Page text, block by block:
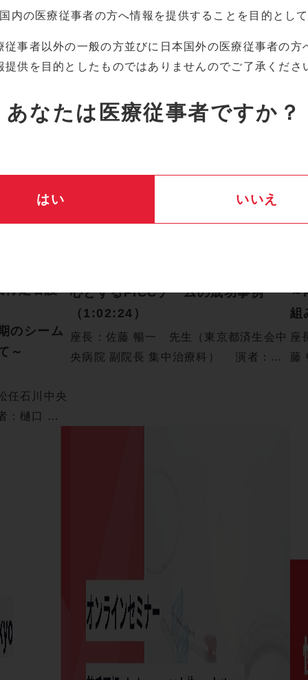
内の医療従事者の方へ情報を提供することを目的とし
従事者以外の一般の方並びに 日本国外の医療従事者の方
提供を目的としたものではありませんのでご了承くださ
あなたは 医療従事者ですか？
はい いいえ
Midline
特定看護
のシーム
～
任石川中央
樋口 陽
血管系 NP/特定看護師 PICC セミナー動画
心とするPICCチームの成功事例
（1:02:24）
座長：佐藤 暢一 先生（東京都済生会中
央病院 副院長 集中治療科） 演者：飯
血
～
組
座
藤